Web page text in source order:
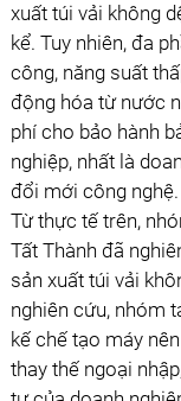
xuất túi vải không
kể. Tuy nhiên, đa
công, năng suất
động hóa từ nước
phí cho bảo hành
nghiệp, nhất là
đổi mới công nghệ.
Từ thực tế trên,
Tất Thành đã
sản xuất túi vải
nghiên cứu, nhóm
kế chế tạo máy
thay thế ngoại